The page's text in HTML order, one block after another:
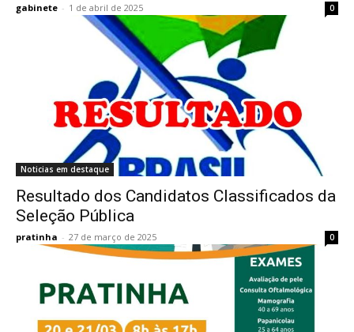
gabinete - 1 de abril de 2025 0
Noticias em destaque
Resultado dos Candidatos Classificados da
Seleção Pública
pratinha - 27 de março de 2025 0